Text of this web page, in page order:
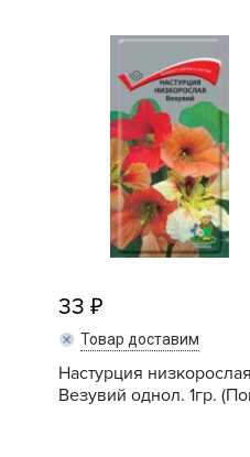
Palisad
Raco
Rehau
Robin Green
Rubit
Santino
TUT BIO
Uniel
VALBRENTA
33
Товар доставим
Настурция низкорослая
Везувий однол. 1гр.